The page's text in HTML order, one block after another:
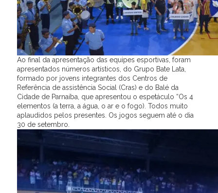
Ao final da apresentação das equipes esportivas, foram
apresentados números artísticos, do Grupo Bate Lata,
formado por jovens integrantes dos Centros de
Referência de assistência Social (Cras) e do Balé da
Cidade de Parnaíba, que apresentou o espetáculo “Os 4
elementos (a terra, a água, o ar e o fogo). Todos muito
aplaudidos pelos presentes. Os jogos seguem até o dia
30 de setembro.